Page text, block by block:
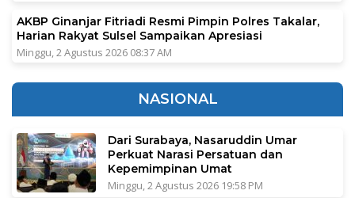
AKBP Ginanjar Fitriadi Resmi Pimpin Polres Takalar,
Harian Rakyat Sulsel Sampaikan Apresiasi
Minggu, 2 Agustus 2026 08:37 AM
NASIONAL
Dari Surabaya, Nasaruddin Umar
Perkuat Narasi Persatuan dan
Kepemimpinan Umat
Minggu, 2 Agustus 2026 19:58 PM